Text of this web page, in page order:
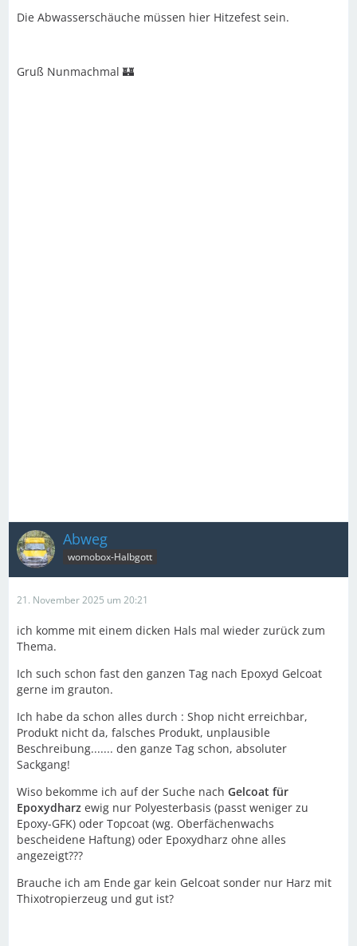
Die Abwasserschäuche müssen hier Hitzefest sein.
Gruß Nunmachmal 🏰
Abweg
womobox-Halbgott
21. November 2025 um 20:21
ich komme mit einem dicken Hals mal wieder zurück zum
Thema.
Ich such schon fast den ganzen Tag nach Epoxyd Gelcoat
gerne im grauton.
Ich habe da schon alles durch : Shop nicht erreichbar,
Produkt nicht da, falsches Produkt, unplausible
Beschreibung....... den ganze Tag schon, absoluter
Sackgang!
Wiso bekomme ich auf der Suche nach Gelcoat für
Epoxydharz ewig nur Polyesterbasis (passt weniger zu
Epoxy-GFK) oder Topcoat (wg. Oberfächenwachs
bescheidene Haftung) oder Epoxydharz ohne alles
angezeigt???
Brauche ich am Ende gar kein Gelcoat sonder nur Harz mit
Thixotropierzeug und gut ist?